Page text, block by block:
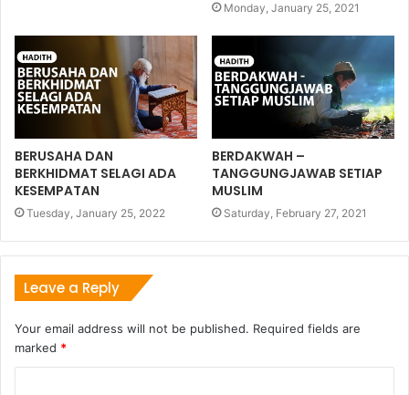
Monday, January 25, 2021
BERUSAHA DAN
BERKHIDMAT SELAGI ADA
KESEMPATAN
Tuesday, January 25, 2022
BERDAKWAH –
TANGGUNGJAWAB SETIAP
MUSLIM
Saturday, February 27, 2021
Leave a Reply
Your email address will not be published. Required fields are
marked *